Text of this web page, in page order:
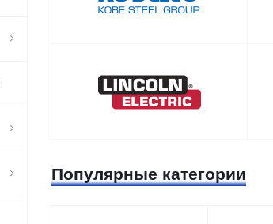
Популярные категории